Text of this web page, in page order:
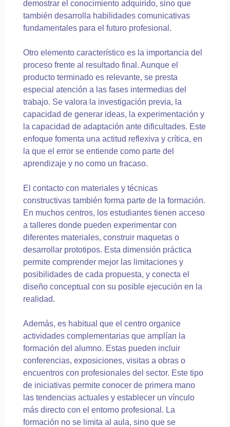
demostrar el conocimiento adquirido, sino que
también desarrolla habilidades comunicativas
fundamentales para el futuro profesional.
Otro elemento característico es la importancia del
proceso frente al resultado final. Aunque el
producto terminado es relevante, se presta
especial atención a las fases intermedias del
trabajo. Se valora la investigación previa, la
capacidad de generar ideas, la experimentación y
la capacidad de adaptación ante dificultades. Este
enfoque fomenta una actitud reflexiva y crítica, en
la que el error se entiende como parte del
aprendizaje y no como un fracaso.
El contacto con materiales y técnicas
constructivas también forma parte de la formación.
En muchos centros, los estudiantes tienen acceso
a talleres donde pueden experimentar con
diferentes materiales, construir maquetas o
desarrollar prototipos. Esta dimensión práctica
permite comprender mejor las limitaciones y
posibilidades de cada propuesta, y conecta el
diseño conceptual con su posible ejecución en la
realidad.
Además, es habitual que el centro organice
actividades complementarias que amplían la
formación del alumno. Estas pueden incluir
conferencias, exposiciones, visitas a obras o
encuentros con profesionales del sector. Este tipo
de iniciativas permite conocer de primera mano
las tendencias actuales y establecer un vínculo
más directo con el entorno profesional. La
formación no se limita al aula, sino que se